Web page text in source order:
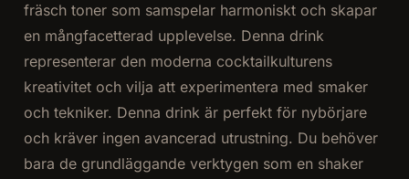
fräsch toner som samspelar harmoniskt och skapar
en mångfacetterad upplevelse. Denna drink
representerar den moderna cocktailkulturens
kreativitet och vilja att experimentera med smaker
och tekniker. Denna drink är perfekt för nybörjare
och kräver ingen avancerad utrustning. Du behöver
bara de grundläggande verktygen som en shaker